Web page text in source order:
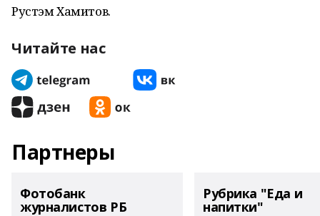
Рустэм Хамитов.
Читайте нас
Партнеры
Фотобанк
журналистов РБ
Рубрика "Еда и
напитки"